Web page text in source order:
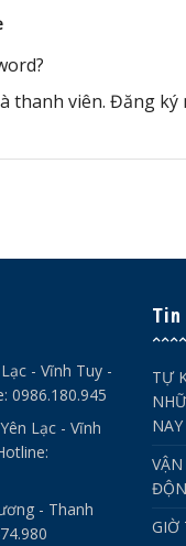
thanh viên. Đăng ký
- Vĩnh Tuy -
0986.180.945
Lạc - Vĩnh
- Thanh
Tin
TỰ
NAY
GIỜ